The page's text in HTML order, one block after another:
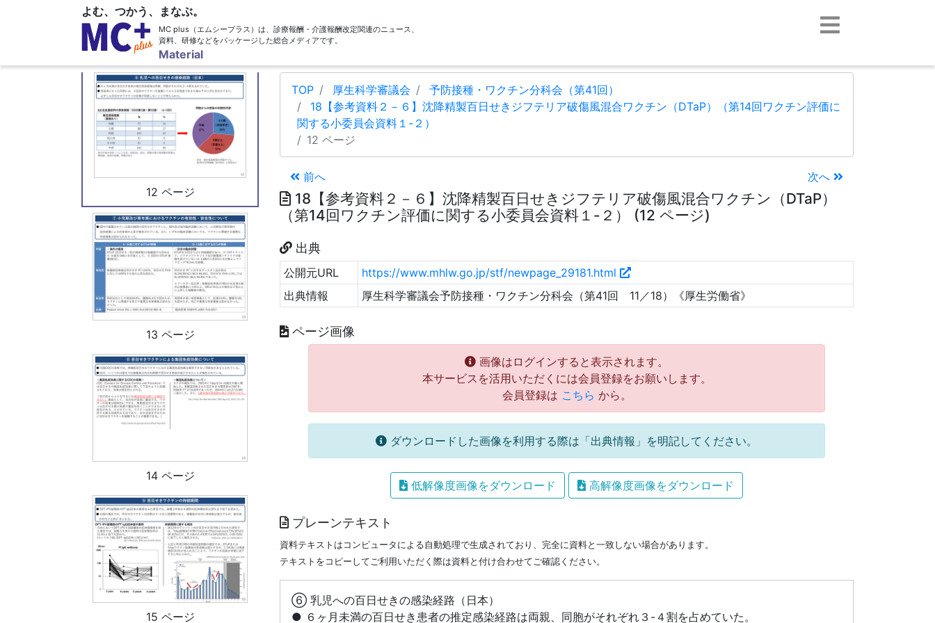
よむ、つかう、まなぶ。
MC plus（エムシープラス）は、診療報酬・介護報酬改定関連のニュース、
資料、研修などをパッケージした総合メディアです。
Material
11 ページ
12 ページ
13 ページ
14 ページ
15 ページ
TOP 厚生科学審議会
予防接種・ワクチン分科会（第41回）
18【参考資料２－６】沈降精製百日せきジフテリア破傷風混合ワクチン（DTaP）（第14回ワクチン評価に
関する小委員会資料１-２）
12 ページ
前へ 次へ
18【参考資料２－６】沈降精製百日せきジフテリア破傷風混合ワクチン（DTaP）
（第14回ワクチン評価に関する小委員会資料１-２） (12 ページ)
出典
公開元URL
https://www.mhlw.go.jp/stf/newpage_29181.html
出典情報
厚生科学審議会予防接種・ワクチン分科会（第41回 11／18）《厚生労働省》
ページ画像
画像はログインすると表示されます。
本サービスを活用いただくには会員登録をお願いします。
会員登録は こちら から。
ダウンロードした画像を利用する際は「出典情報」を明記してください。
低解像度画像をダウンロード 高解像度画像をダウンロード
プレーンテキスト
資料テキストはコンピュータによる自動処理で生成されており、完全に資料と一致しない場合があります。
テキストをコピーしてご利用いただく際は資料と付け合わせてご確認ください。
⑥ 乳児への百日せきの感染経路（日本）
● ６ヶ月未満の百日せき患者の推定感染経路は両親、同胞がそれぞれ３-４割を占めていた。